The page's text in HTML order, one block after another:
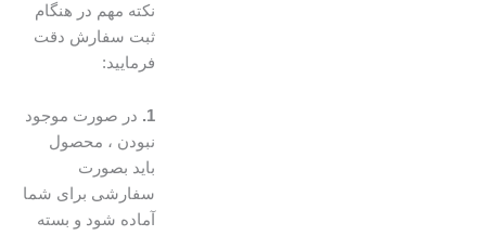
نکته مهم در هنگام
ثبت سفارش دقت
فرمایید:
در صورت موجود
نبودن ، محصول
باید بصورت
سفارشی برای شما
آماده شود و بسته